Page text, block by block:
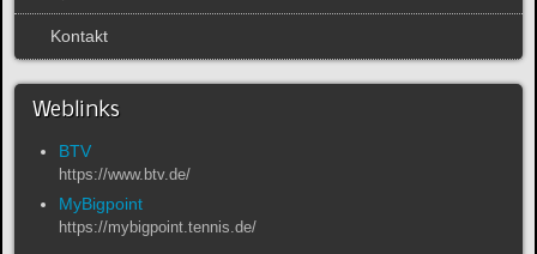
Kontakt
Weblinks
BTV
https://www.btv.de/
MyBigpoint
https://mybigpoint.tennis.de/